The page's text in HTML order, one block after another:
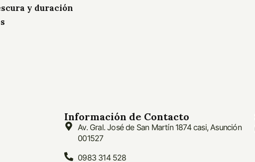
y duración
Información de Contacto
Av. Gral. José de San Martín 1874 casi, Asunción
001527
0983 314 528